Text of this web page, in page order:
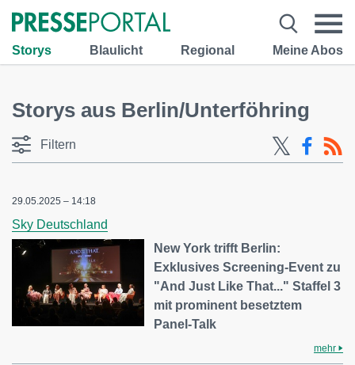
Storys Blaulicht Regional Meine Abos
Storys aus Berlin/Unterföhring
Filtern
29.05.2025 – 14:18
Sky Deutschland
New York trifft Berlin:
Exklusives Screening-Event zu
"And Just Like That..." Staffel 3
mit prominent besetztem
Panel-Talk
mehr